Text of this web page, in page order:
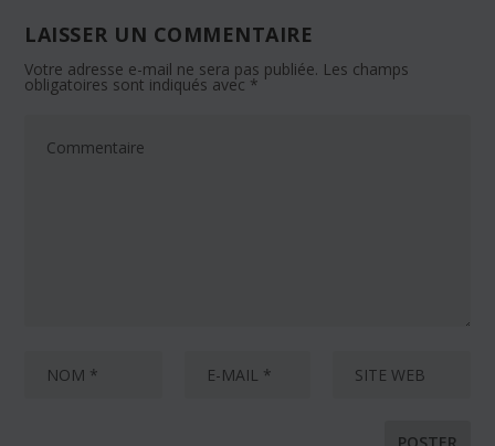
LAISSER UN COMMENTAIRE
Votre adresse e-mail ne sera pas publiée. Les champs
obligatoires sont indiqués avec *